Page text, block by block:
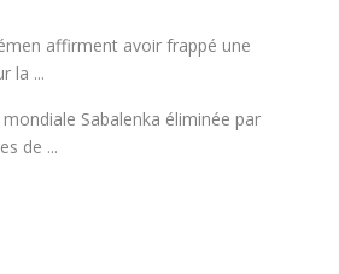
affirment avoir frappé une
la ...
Sabalenka éliminée par
de ...